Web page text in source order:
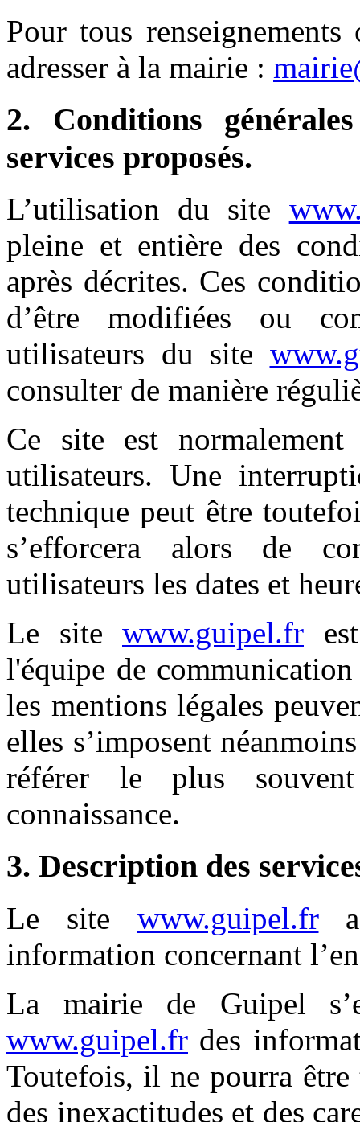
Pour tous
adresser à la mairie :
2. Conditions
services proposés.
L’utilisation du site
pleine et entière des
après décrites. Ces
d’être modifiées ou
utilisateurs du site
consulter de manière
Ce site est
utilisateurs. Une
technique peut être
s’efforcera alors de
utilisateurs les dates et
Le site www.guipel.fr
l'équipe de
les mentions légales
elles s’imposent
référer le plus
connaissance.
3. Description des
Le site www.guipel.fra
information concernant
La mairie de Guipel
www.guipel.fr des
Toutefois, il ne pourra être
des inexactitudes et des